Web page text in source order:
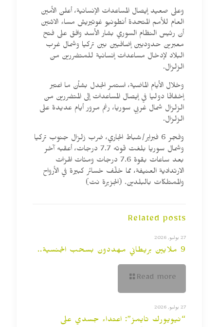
وعلى صعيد إيصال المساعدات الإنسانية، أعلن الأمين
العام للأمم المتحدة أنطونيو غوتيريش مساء الاثنين
أن رئيس النظام السوري بشار الأسد وافق على فتح
معبرين حدوديين إضافيين بين تركيا وشمال غرب
البلاد لإدخال مساعدات إنسانية للمتضررين من
الزلزال.
وخلال الأيام الماضية، استمر الجدل بشأن ما اعتبر
إخفاقا دوليا في إيصال المساعدات إلى المتضررين من
الزلزال شمال غربي سوريا، رغم مرور أيام عديدة على
الزلزال.
وفجر 6 فبراير/شباط الجاري، ضرب زلزال جنوب تركيا
وشمال سوريا بلغت قوته 7.7 درجات، أعقبه آخر
بعد ساعات بقوة 7.6 درجات ومئات الهزات
الارتدادية العنيفة، مما خلّف خسائر كبيرة في الأرواح
والممتلكات بالبلدين. (الجزيرة نت)
Related posts
27 يوليو, 2026
9 ملايين بريطاني مهددون بسحب الجنسية..
Read more
27 يوليو, 2026
“نيويورك تايمز”: اعتداء جسدي على